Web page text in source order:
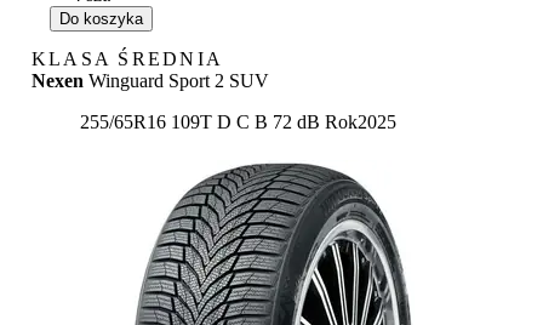
Do koszyka
KLASA ŚREDNIA
Nexen Winguard Sport 2 SUV
255/65R16 109T Etykieta:
D C B 72 dB Rok2025